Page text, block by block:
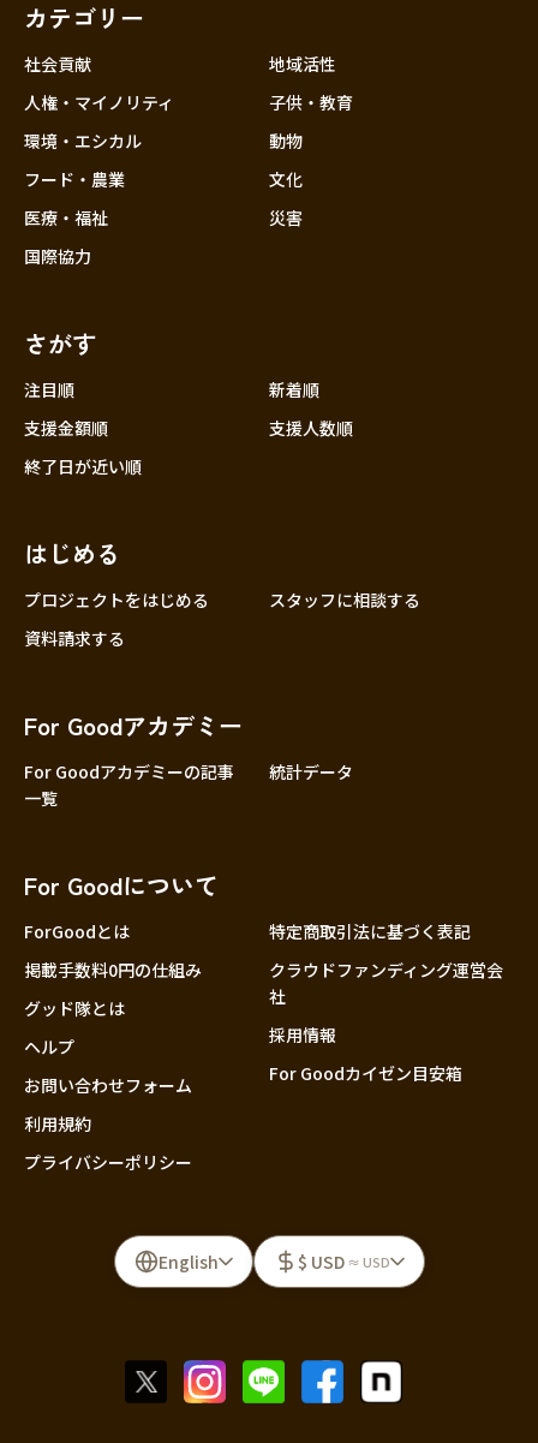
カテゴリー
社会貢献
人権・マイノリティ
環境・エシカル
フード・農業
医療・福祉
国際協力
地域活性
子供・教育
動物
文化
災害
さがす
注目順
新着順
支援金額順
支援人数順
終了日が近い順
はじめる
プロジェクトをはじめる
スタッフに相談する
資料請求する
For Goodアカデミー
For Goodアカデミーの記事
一覧
統計データ
For Goodについて
ForGoodとは
掲載手数料0円の仕組み
グッド隊とは
ヘルプ
お問い合わせフォーム
利用規約
プライバシーポリシー
特定商取引法に基づく表記
クラウドファンディング運営会
社
採用情報
For Goodカイゼン目安箱
English $ USD ≈ USD